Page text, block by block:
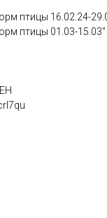
птицы 16.02.24-
птицы 01.03-15.03"